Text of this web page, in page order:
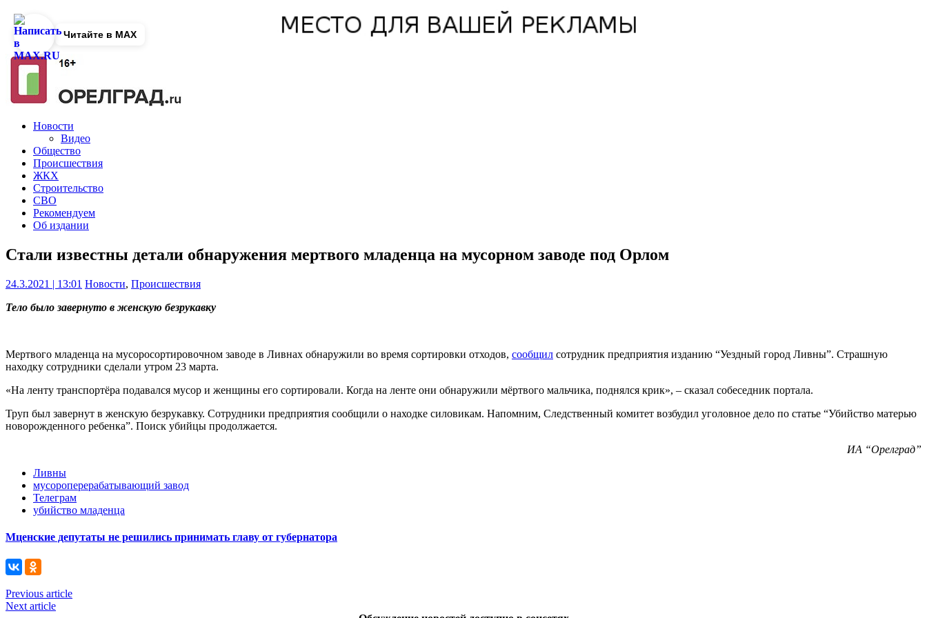
Новости
Видео
Общество
Происшествия
ЖКХ
Строительство
СВО
Рекомендуем
Об издании
Стали известны детали обнаружения мертвого младенца на мусорном заводе под Орлом
24.3.2021 | 13:01 Новости, Происшествия
Тело было завернуто в женскую безрукавку
Мертвого младенца на мусоросортировочном заводе в Ливнах обнаружили во время сортировки отходов, сообщил сотрудник предприятия изданию “Уездный город Ливны”. Страшную
находку сотрудники сделали утром 23 марта.
«На ленту транспортёра подавался мусор и женщины его сортировали. Когда на ленте они обнаружили мёртвого мальчика, поднялся крик», – сказал собеседник портала.
Труп был завернут в женскую безрукавку. Сотрудники предприятия сообщили о находке силовикам. Напомним, Следственный комитет возбудил уголовное дело по статье “Убийство матерью
новорожденного ребенка”. Поиск убийцы продолжается.
ИА “Орелград”
Ливны
мусороперерабатывающий завод
Телеграм
убийство младенца
Мценские депутаты не решились принимать главу от губернатора
Previous article
Next article
Читайте в MAX